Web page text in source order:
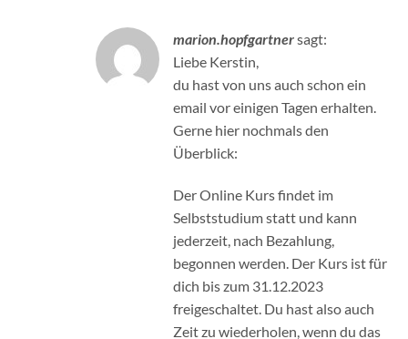
marion.hopfgartnersagt:
Liebe Kerstin,
du hast von uns auch schon ein
email vor einigen Tagen erhalten.
Gerne hier nochmals den
Überblick:
Der Online Kurs findet im
Selbststudium statt und kann
jederzeit, nach Bezahlung,
begonnen werden. Der Kurs ist für
dich bis zum 31.12.2023
freigeschaltet. Du hast also auch
Zeit zu wiederholen, wenn du das